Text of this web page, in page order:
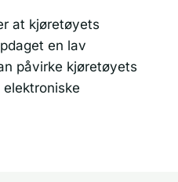
at kjøretøyets
en lav
påvirke kjøretøyets